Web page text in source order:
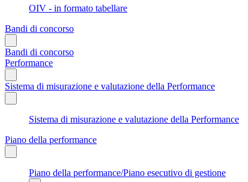
OIV - in formato tabellare
Bandi di concorso
Bandi di concorso
Performance
Sistema di misurazione e valutazione della Performance
Sistema di misurazione e valutazione della Performance
Piano della performance
Piano della performance/Piano esecutivo di gestione